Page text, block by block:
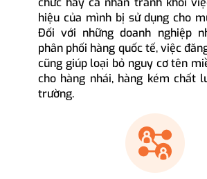
hiệu của mình bị sử dụng cho
Đối với những doanh nghiệp
phân phối hàng quốc tế, việc
cũng giúp loại bỏ nguy cơ tên
cho hàng nhái, hàng kém chất
trường.